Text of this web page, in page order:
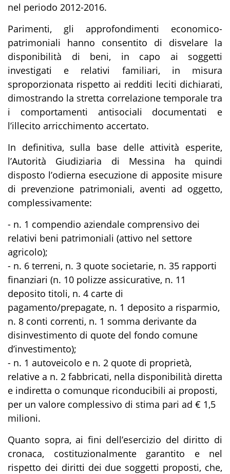
nel periodo 2012-2016.
Parimenti, gli approfondimenti economico-
patrimoniali hanno consentito di disvelare la
disponibilità di beni, in capo ai soggetti
investigati e relativi familiari, in misura
sproporzionata rispetto ai redditi leciti dichiarati,
dimostrando la stretta correlazione temporale tra
i comportamenti antisociali documentati e
l’illecito arricchimento accertato.
In definitiva, sulla base delle attività esperite,
l’Autorità Giudiziaria di Messina ha quindi
disposto l’odierna esecuzione di apposite misure
di prevenzione patrimoniali, aventi ad oggetto,
complessivamente:
- n. 1 compendio aziendale comprensivo dei
relativi beni patrimoniali (attivo nel settore
agricolo);
- n. 6 terreni, n. 3 quote societarie, n. 35 rapporti
finanziari (n. 10 polizze assicurative, n. 11
deposito titoli, n. 4 carte di
pagamento/prepagate, n. 1 deposito a risparmio,
n. 8 conti correnti, n. 1 somma derivante da
disinvestimento di quote del fondo comune
d’investimento);
- n. 1 autoveicolo e n. 2 quote di proprietà,
relative a n. 2 fabbricati, nella disponibilità diretta
e indiretta o comunque riconducibili ai proposti,
per un valore complessivo di stima pari ad € 1,5
milioni.
Quanto sopra, ai fini dell’esercizio del diritto di
cronaca, costituzionalmente garantito e nel
rispetto dei diritti dei due soggetti proposti, che,